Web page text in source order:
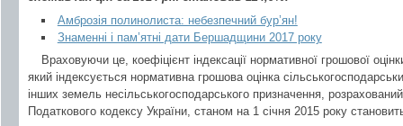
Амброзія полинолиста: небезпечний бур’ян!
Знаменні і пам’ятні дати Бершадщини 2017 року
Враховуючи це, коефіцієнт індексації нормативної грошової
який індексується нормативна грошова оцінка
інших земель несільськогосподарського призначення,
Податкового кодексу України, станом на 1 січня 2015 року